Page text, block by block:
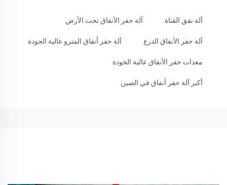
آلة نفق القناة آلة حفر الأنفاق تحت الأرض
آلة حفر الأنفاق الدرع آلة حفر أنفاق المترو عالية الجودة
معدات حفر الأنفاق عالية الجودة
أكبر آلة حفر أنفاق في الصين